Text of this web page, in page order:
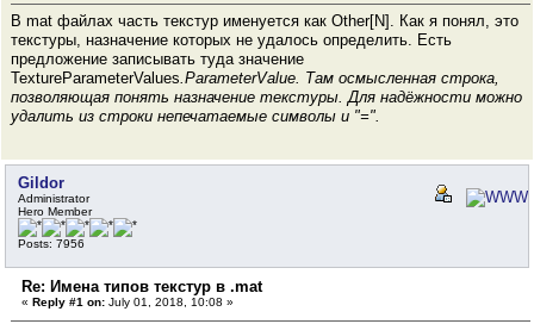
В mat файлах часть текстур именуется как Other[N]. Как я понял, это
текстуры, назначение которых не удалось определить. Есть
предложение записывать туда значение
TextureParameterValues.ParameterValue. Там осмысленная строка,
позволяющая понять назначение текстуры. Для надёжности можно
удалить из строки непечатаемые символы и "=".
Gildor
Administrator
Hero Member
Posts: 7956
Re: Имена типов текстур в .mat
« Reply #1 on: July 01, 2018, 10:08 »